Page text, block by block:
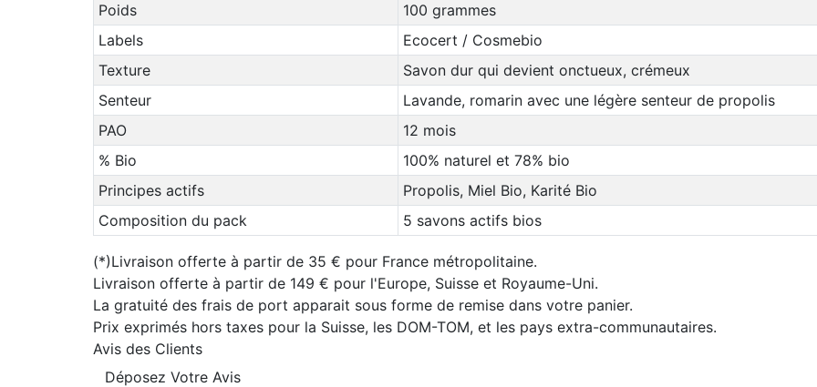
Poids
100 grammes
Labels
Ecocert / Cosmebio
Texture
Savon dur qui devient onctueux, crémeux
Senteur
Lavande, romarin avec une légère senteur de propolis
PAO
12 mois
% Bio
100% naturel et 78% bio
Principes actifs
Propolis, Miel Bio, Karité Bio
Composition du pack
5 savons actifs bios
(*)Livraison offerte à partir de 35 € pour France métropolitaine.
Livraison offerte à partir de 149 € pour l'Europe, Suisse et Royaume-Uni.
La gratuité des frais de port apparait sous forme de remise dans votre panier.
Prix exprimés hors taxes pour la Suisse, les DOM-TOM, et les pays extra-communautaires.
Avis des Clients
Déposez Votre Avis